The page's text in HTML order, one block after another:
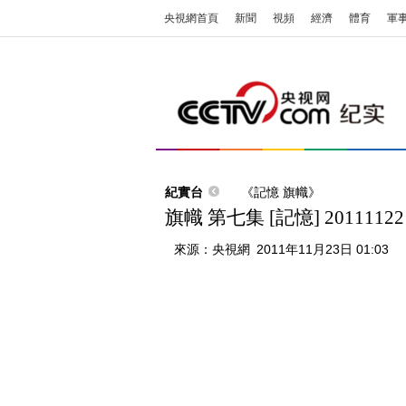
央視網首頁 新聞 視頻 經濟 體育 軍
紀實台 《記憶 旗幟》
旗幟 第七集 [記憶] 20111122
來源： 央視網 2011年11月23日 01:03